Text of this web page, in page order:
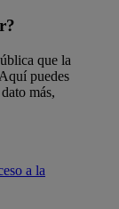
que la
puedes
más,
a la